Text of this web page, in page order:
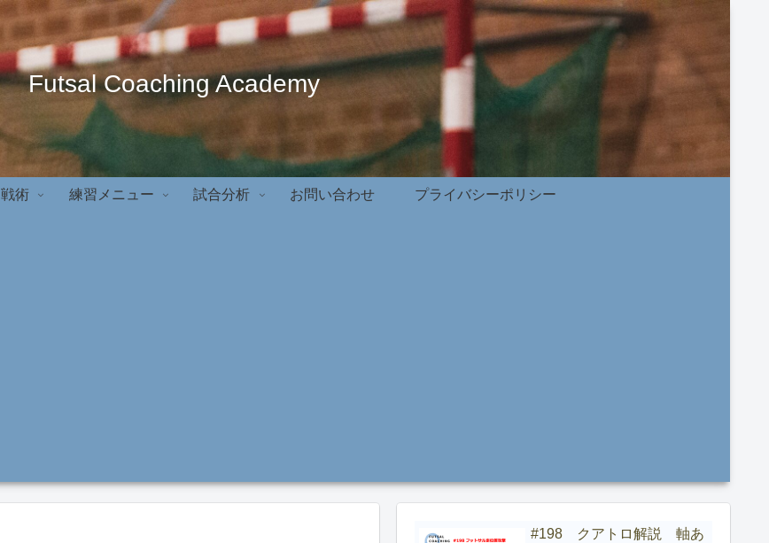
Futsal Coaching Academy
戦術 練習メニュー 試合分析 お問い合わせ プライバシーポリシー
#198 クアトロ解説 軸あ